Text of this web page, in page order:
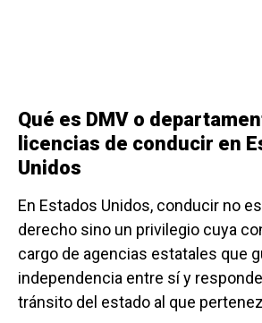
Qué es DMV o
licencias de conducir en
Unidos
En Estados Unidos, conducir no
derecho sino un privilegio cuya
cargo de agencias estatales que
independencia entre sí y
tránsito del estado al que